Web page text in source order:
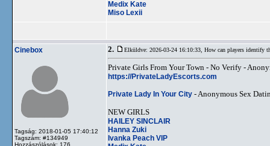
Medix Kate
Miso Lexii
Cinebox
Tagság: 2018-01-05 17:40:12
Tagszám: #134949
Hozzászólások: 176
2. Elküldve: 2026-03-24 16:10:33, How can players identify
Private Girls From Your Town - No Verify -
https://PrivateLadyEscorts.com
Private Lady In Your City - Anonymous Sex
NEW GIRLS
HAILEY SINCLAIR
Hanna Zuki
Ivanka Peach VIP